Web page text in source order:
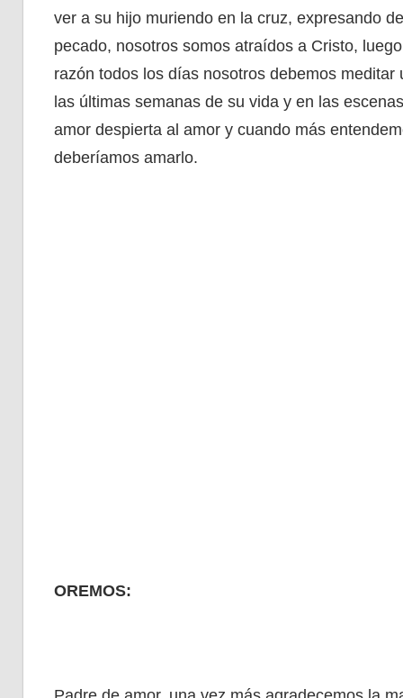
ver a su hijo muriendo en la cruz, expresando
pecado, nosotros somos atraídos a Cristo,
razón todos los días nosotros debemos
las últimas semanas de su vida y en las
amor despierta al amor y cuando más
deberíamos amarlo.
OREMOS: